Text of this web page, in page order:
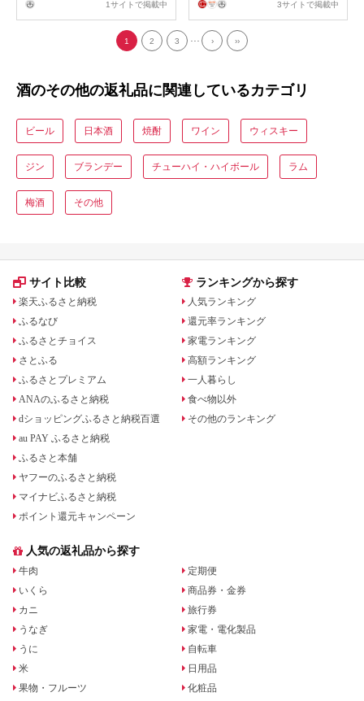
1サイトで掲載中 3サイトで掲載中
1 2 3 › ››
酒のその他の返礼品に関連しているカテゴリ
ビール 日本酒 焼酎 ワイン ウィスキー
ジン ブランデー チューハイ・ハイボール ラム
梅酒 その他
サイト比較
楽天ふるさと納税
ふるなび
ふるさとチョイス
さとふる
ふるさとプレミアム
ANAのふるさと納税
dショッピングふるさと納税百選
au PAY ふるさと納税
ふるさと本舗
ヤフーのふるさと納税
マイナビふるさと納税
ポイント還元キャンペーン
ランキングから探す
人気ランキング
還元率ランキング
家電ランキング
高額ランキング
一人暮らし
食べ物以外
その他のランキング
人気の返礼品から探す
牛肉
いくら
カニ
うなぎ
うに
米
果物・フルーツ
定期便
商品券・金券
旅行券
家電・電化製品
自転車
日用品
化粧品